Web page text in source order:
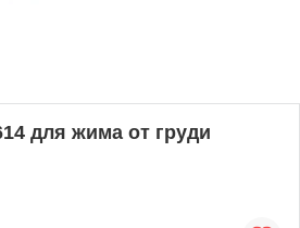
для жима от груди